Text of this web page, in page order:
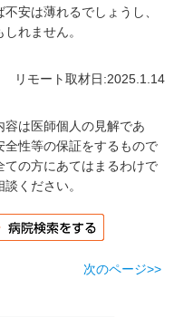
安は薄れるでしょうし、
れません。
リモート取材日:2025.1.14
容は医師個人の見解であ
全性等の保証をするもので
ての方にあてはまるわけで
ください。
次のページ>>